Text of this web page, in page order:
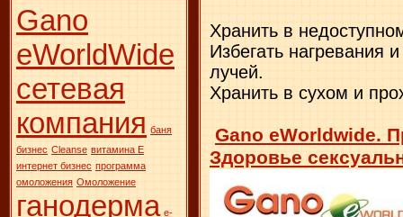
Gano
eWorldWide
сетевая
компания баня
бизнес Сleanse витамина Е
интернет бизнес программа
омоложения Омоложение
ганодерма е-
Хранить в
Избегать нагревания
лучей.
Хранить в сухом и
Gano eWorldwide.
Здоровье